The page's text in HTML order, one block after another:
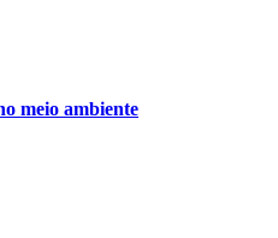
meio ambiente